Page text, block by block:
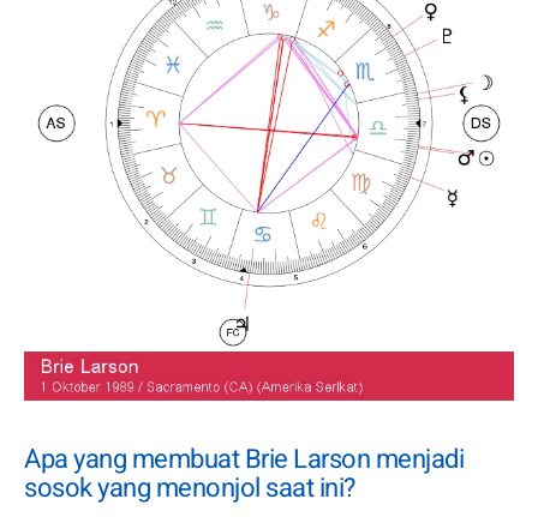
Apa yang membuat Brie Larson menjadi
sosok yang menonjol saat ini?